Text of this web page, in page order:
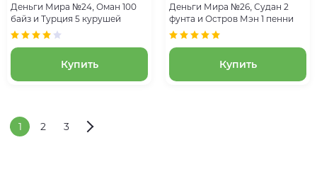
Деньги Мира №24, Оман 100
байз и Турция 5 курушей
Купить
Деньги Мира №26, Судан 2
фунта и Остров Мэн 1 пенни
Купить
1 2 3